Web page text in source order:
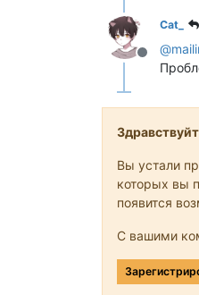
Не в
Cat_
@
Вы устали
которых вы
появится
С вашими